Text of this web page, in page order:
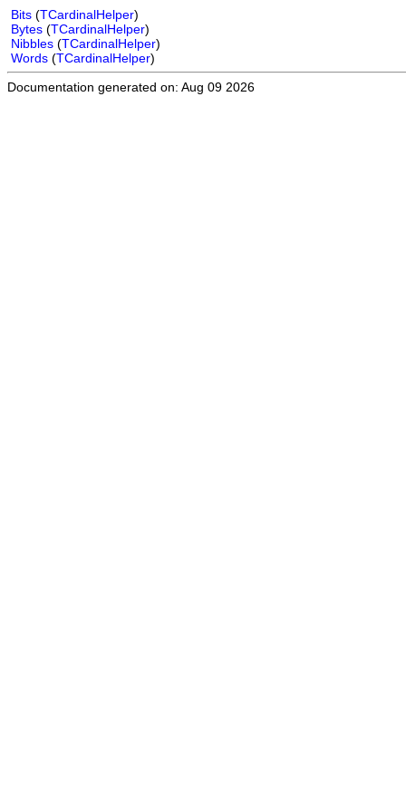
Bits (TCardinalHelper)
Bytes (TCardinalHelper)
Nibbles (TCardinalHelper)
Words (TCardinalHelper)
Documentation generated on: Aug 09 2026